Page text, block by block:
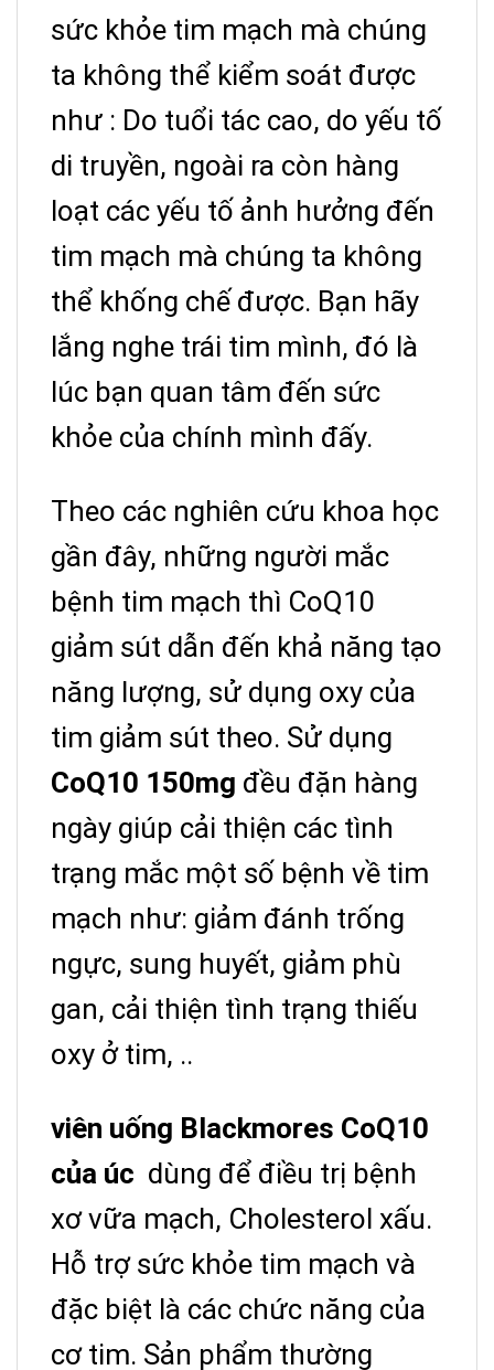
sức khỏe tim mạch mà chúng
ta không thể kiểm soát được
như : Do tuổi tác cao, do yếu tố
di truyền, ngoài ra còn hàng
loạt các yếu tố ảnh hưởng đến
tim mạch mà chúng ta không
thể khống chế được. Bạn hãy
lắng nghe trái tim mình, đó là
lúc bạn quan tâm đến sức
khỏe của chính mình đấy.
Theo các nghiên cứu khoa học
gần đây, những người mắc
bệnh tim mạch thì CoQ10
giảm sút dẫn đến khả năng tạo
năng lượng, sử dụng oxy của
tim giảm sút theo. Sử dụng
CoQ10 150mg đều đặn hàng
ngày giúp cải thiện các tình
trạng mắc một số bệnh về tim
mạch như: giảm đánh trống
ngực, sung huyết, giảm phù
gan, cải thiện tình trạng thiếu
oxy ở tim, ..
viên uống Blackmores CoQ10
của úc dùng để điều trị bệnh
xơ vữa mạch, Cholesterol xấu.
Hỗ trợ sức khỏe tim mạch và
đặc biệt là các chức năng của
cơ tim. Sản phẩm thường